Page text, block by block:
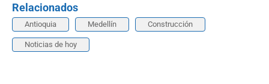
Relacionados
Antioquia Medellín Construcción
Noticias de hoy